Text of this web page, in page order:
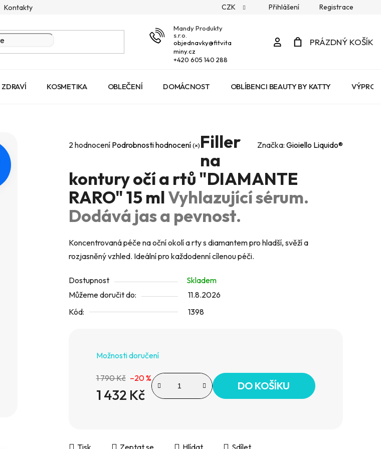
Kontakty CZK Přihlášení Registrace
Mandy Produkty
s.r.o.
objednavky@fitvita
miny.cz
+420 605 140 288
PřihlášeníPRÁZDNÝ KOŠÍK
ZDRAVÍ KOSMETIKA OBLEČENÍ DOMÁCNOST OBLÍBENCI BEAUTY BY KATTY
Průměrné
produktu
je
5,0
z
hvězdiček.
2 hodnocení Podrobnosti hodnocení Značka: Gioiello Liquido®
Filler
na
kontury očí a rtů "DIAMANTE
RARO" 15 mlVyhlazující sérum.
Dodává jas a pevnost.
Koncentrovaná péče na oční okolí a rty s diamantem pro hladší, svěží a
rozjasněný vzhled. Ideální pro každodenní cílenou péči.
Dostupnost
Skladem
Můžeme doručit do:
11.8.2026
Kód:
1398
Možnosti doručení
1 790 Kč –20 %
1 432 Kč
DO KOŠÍKU